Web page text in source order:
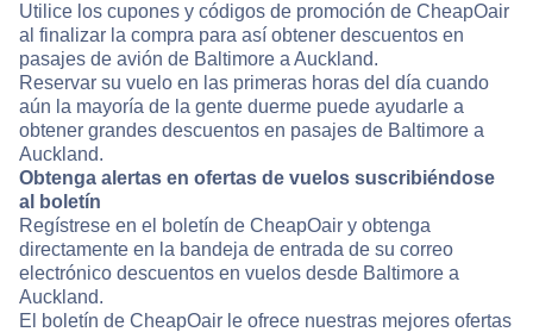
Utilice los cupones y códigos de promoción de CheapOair
al finalizar la compra para así obtener descuentos en
pasajes de avión de Baltimore a Auckland.
Reservar su vuelo en las primeras horas del día cuando
aún la mayoría de la gente duerme puede ayudarle a
obtener grandes descuentos en pasajes de Baltimore a
Auckland.
Obtenga alertas en ofertas de vuelos suscribiéndose
al boletín
Regístrese en el boletín de CheapOair y obtenga
directamente en la bandeja de entrada de su correo
electrónico descuentos en vuelos desde Baltimore a
Auckland.
El boletín de CheapOair le ofrece nuestras mejores ofertas